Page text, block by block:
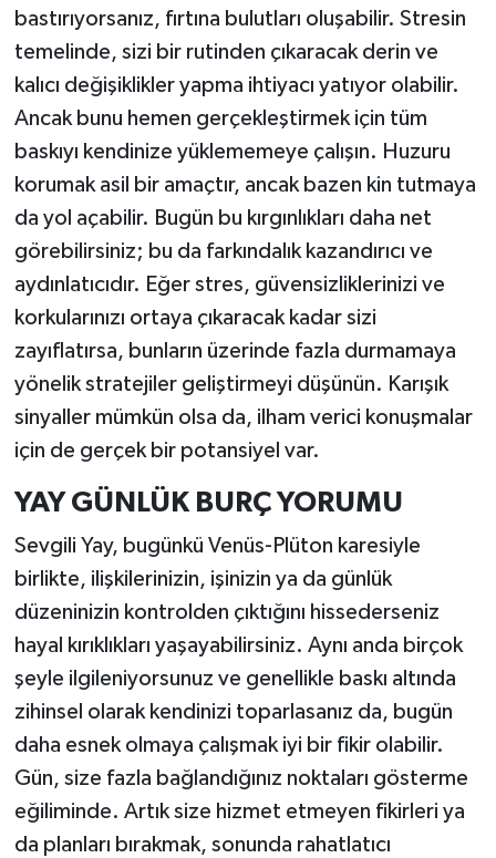
bastırıyorsanız, fırtına bulutları oluşabilir. Stresin
temelinde, sizi bir rutinden çıkaracak derin ve
kalıcı değişiklikler yapma ihtiyacı yatıyor olabilir.
Ancak bunu hemen gerçekleştirmek için tüm
baskıyı kendinize yüklememeye çalışın. Huzuru
korumak asil bir amaçtır, ancak bazen kin tutmaya
da yol açabilir. Bugün bu kırgınlıkları daha net
görebilirsiniz; bu da farkındalık kazandırıcı ve
aydınlatıcıdır. Eğer stres, güvensizliklerinizi ve
korkularınızı ortaya çıkaracak kadar sizi
zayıflatırsa, bunların üzerinde fazla durmamaya
yönelik stratejiler geliştirmeyi düşünün. Karışık
sinyaller mümkün olsa da, ilham verici konuşmalar
için de gerçek bir potansiyel var.
YAY GÜNLÜK BURÇ YORUMU
Sevgili Yay, bugünkü Venüs-Plüton karesiyle
birlikte, ilişkilerinizin, işinizin ya da günlük
düzeninizin kontrolden çıktığını hissederseniz
hayal kırıklıkları yaşayabilirsiniz. Aynı anda birçok
şeyle ilgileniyorsunuz ve genellikle baskı altında
zihinsel olarak kendinizi toparlasanız da, bugün
daha esnek olmaya çalışmak iyi bir fikir olabilir.
Gün, size fazla bağlandığınız noktaları gösterme
eğiliminde. Artık size hizmet etmeyen fikirleri ya
da planları bırakmak, sonunda rahatlatıcı